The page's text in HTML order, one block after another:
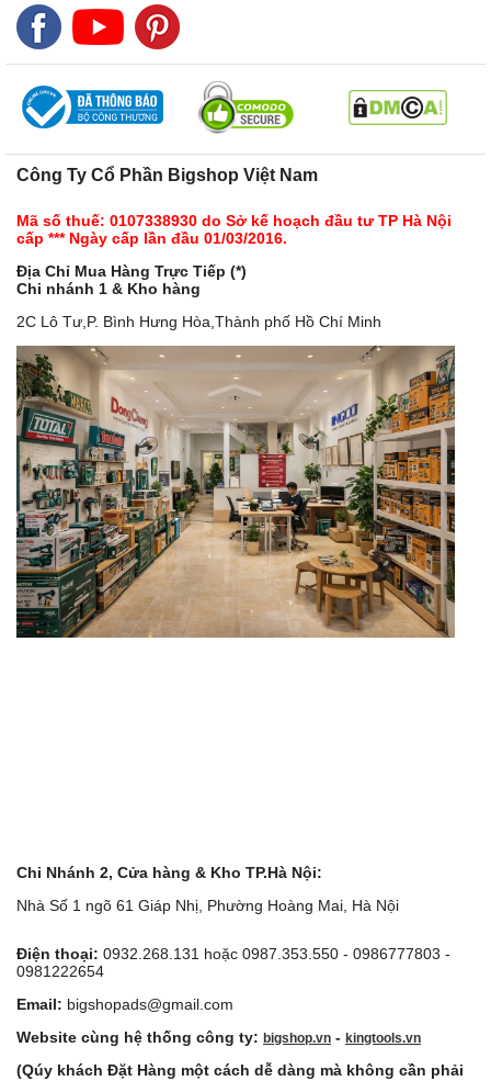
Công Ty Cổ Phần Bigshop Việt Nam
Mã số thuế: 0107338930 do Sở kế hoạch đầu tư TP Hà Nội
cấp *** Ngày cấp lần đầu 01/03/2016.
Địa Chỉ Mua Hàng Trực Tiếp (*)
Chi nhánh 1 & Kho hàng
2C Lô Tư,P. Bình Hưng Hòa,Thành phố Hồ Chí Minh
Chi Nhánh 2, Cửa hàng & Kho TP.Hà Nội:
Nhà Số 1 ngõ 61 Giáp Nhị, Phường Hoàng Mai, Hà Nội
Điện thoại: 0932.268.131 hoặc 0987.353.550 - 0986777803 -
0981222654
Email: bigshopads@gmail.com
Website cùng hệ thống công ty: bigshop.vn - kingtools.vn
(Qúy khách Đặt Hàng một cách dễ dàng mà không cần phải